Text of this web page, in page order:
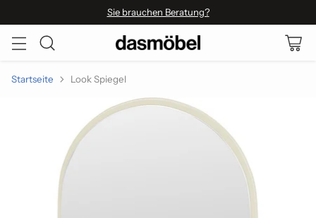
Sie brauchen Beratung?
Startseite Look Spiegel